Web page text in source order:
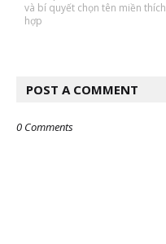
và bí quyết chọn tên miền thích
hợp
POST A COMMENT
0 Comments